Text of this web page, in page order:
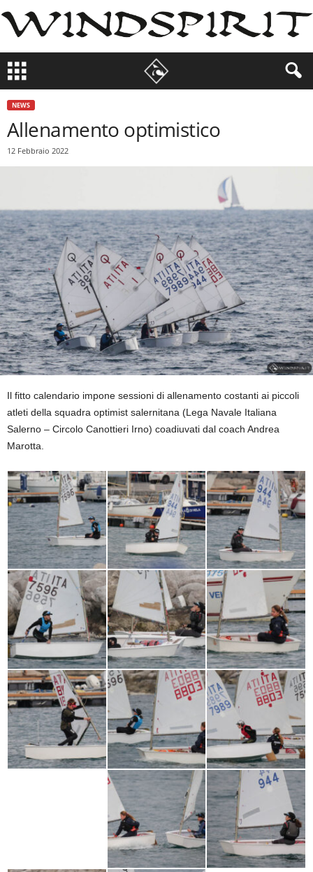
NEWS
Allenamento optimistico
12 Febbraio 2022
Il fitto calendario impone sessioni di allenamento costanti ai piccoli
atleti della squadra optimist salernitana (Lega Navale Italiana
Salerno – Circolo Canottieri Irno) coadiuvati dal coach Andrea
Marotta.